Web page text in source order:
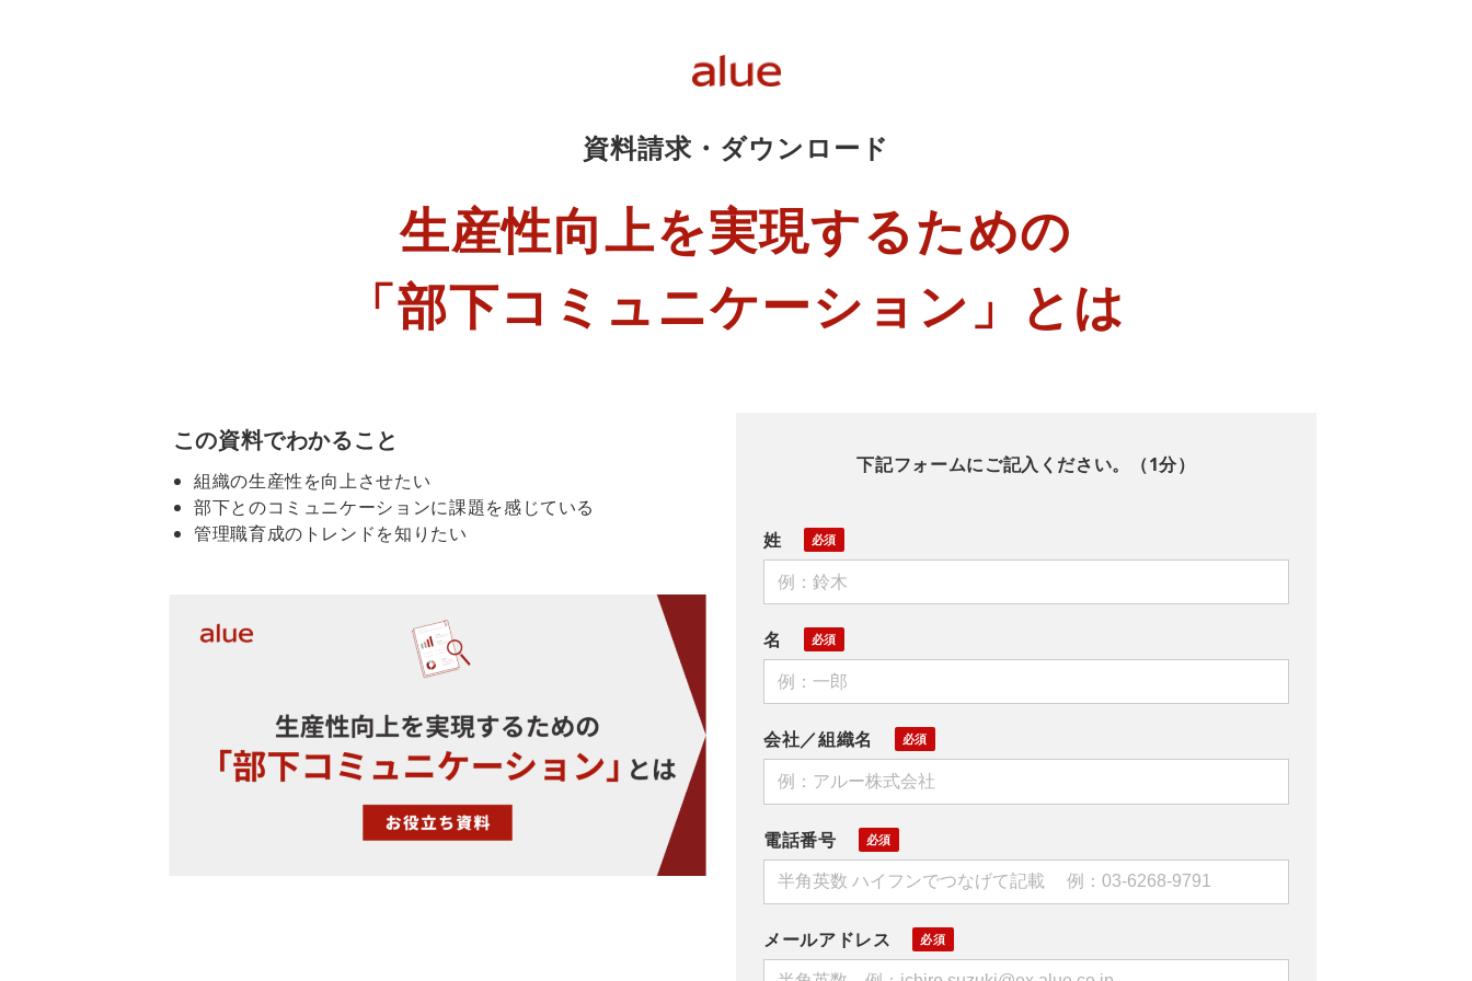
資料請求・ダウンロード
生産性向上を実現するための
「部下コミュニケーション」とは
この資料でわかること
組織の生産性を向上させたい
部下とのコミュニケーションに課題を感じている
管理職育成のトレンドを知りたい
下記フォームにご記入ください。（1分）
姓
名
会社／組織名
電話番号
メールアドレス